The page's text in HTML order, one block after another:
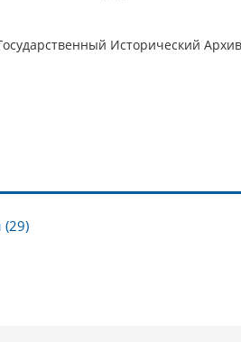
Исторический Архив